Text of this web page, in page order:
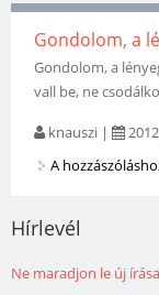
Gondolom, a
Gondolom, a
vall be, ne
knauszi |
A
Hírlevél
Ne maradjon le új